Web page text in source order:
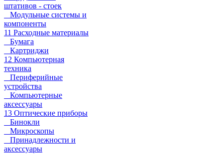
штативов - стоек
Модульные системы и
компоненты
11 Расходные материалы
Бумага
Картриджи
12 Компьютерная
техника
Периферийные
устройства
Компьютерные
аксессуары
13 Оптические приборы
Бинокли
Микроскопы
Принадлежности и
аксессуары